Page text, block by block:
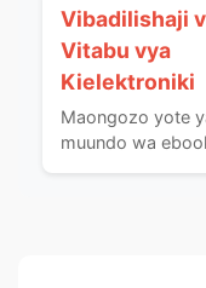
Vibadilishaji
Vitabu vya
Kielektroniki
Maongozo yote
muundo wa